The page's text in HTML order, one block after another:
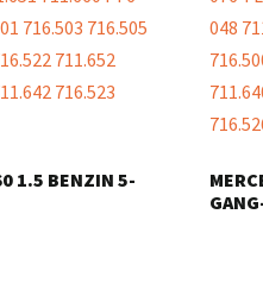
1.5 BENZIN 5-